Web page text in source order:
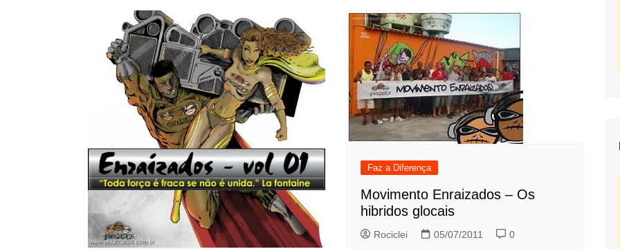
Faz a Diferença
Movimento Enraizados – Os
hibridos glocais
Rociclei 05/07/2011 0